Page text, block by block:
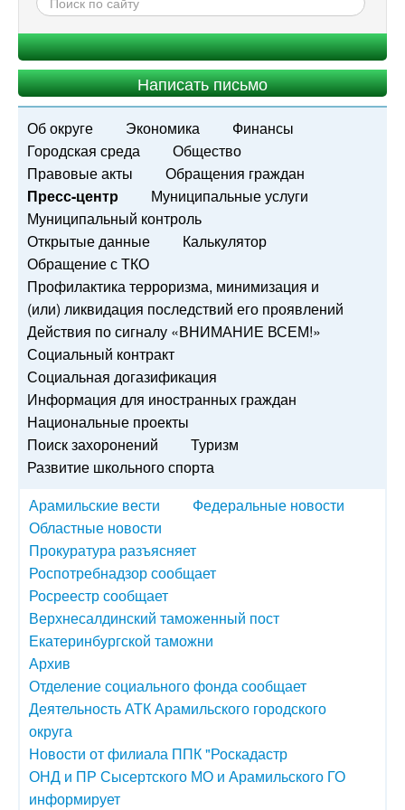
Написать письмо
Об округе Экономика
Финансы
Городская среда
Общество
Правовые акты
Обращения граждан
Пресс-центр
Муниципальные услуги
Муниципальный контроль
Открытые данные
Калькулятор
Обращение с ТКО
Профилактика терроризма, минимизация и
(или) ликвидация последствий его проявлений
Действия по сигналу «ВНИМАНИЕ ВСЕМ!»
Социальный контракт
Социальная догазификация
Информация для иностранных граждан
Национальные проекты
Поиск захоронений
Туризм
Развитие школьного спорта
Арамильские вести
Федеральные новости
Областные новости
Прокуратура разъясняет
Роспотребнадзор сообщает
Росреестр сообщает
Верхнесалдинский таможенный пост
Екатеринбургской таможни
Архив
Отделение социального фонда сообщает
Деятельность АТК Арамильского городского
округа
Новости от филиала ППК "Роскадастр
ОНД и ПР Сысертского МО и Арамильского ГО
информирует